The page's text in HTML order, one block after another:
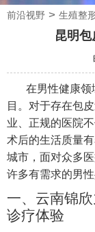
前沿视野 > 生殖整
昆明
在男性健康领
目。对于存在包
业、正规的医院
术后的生活质量
城市，面对众多
许多有需求的男
一、云南锦
诊疗体验